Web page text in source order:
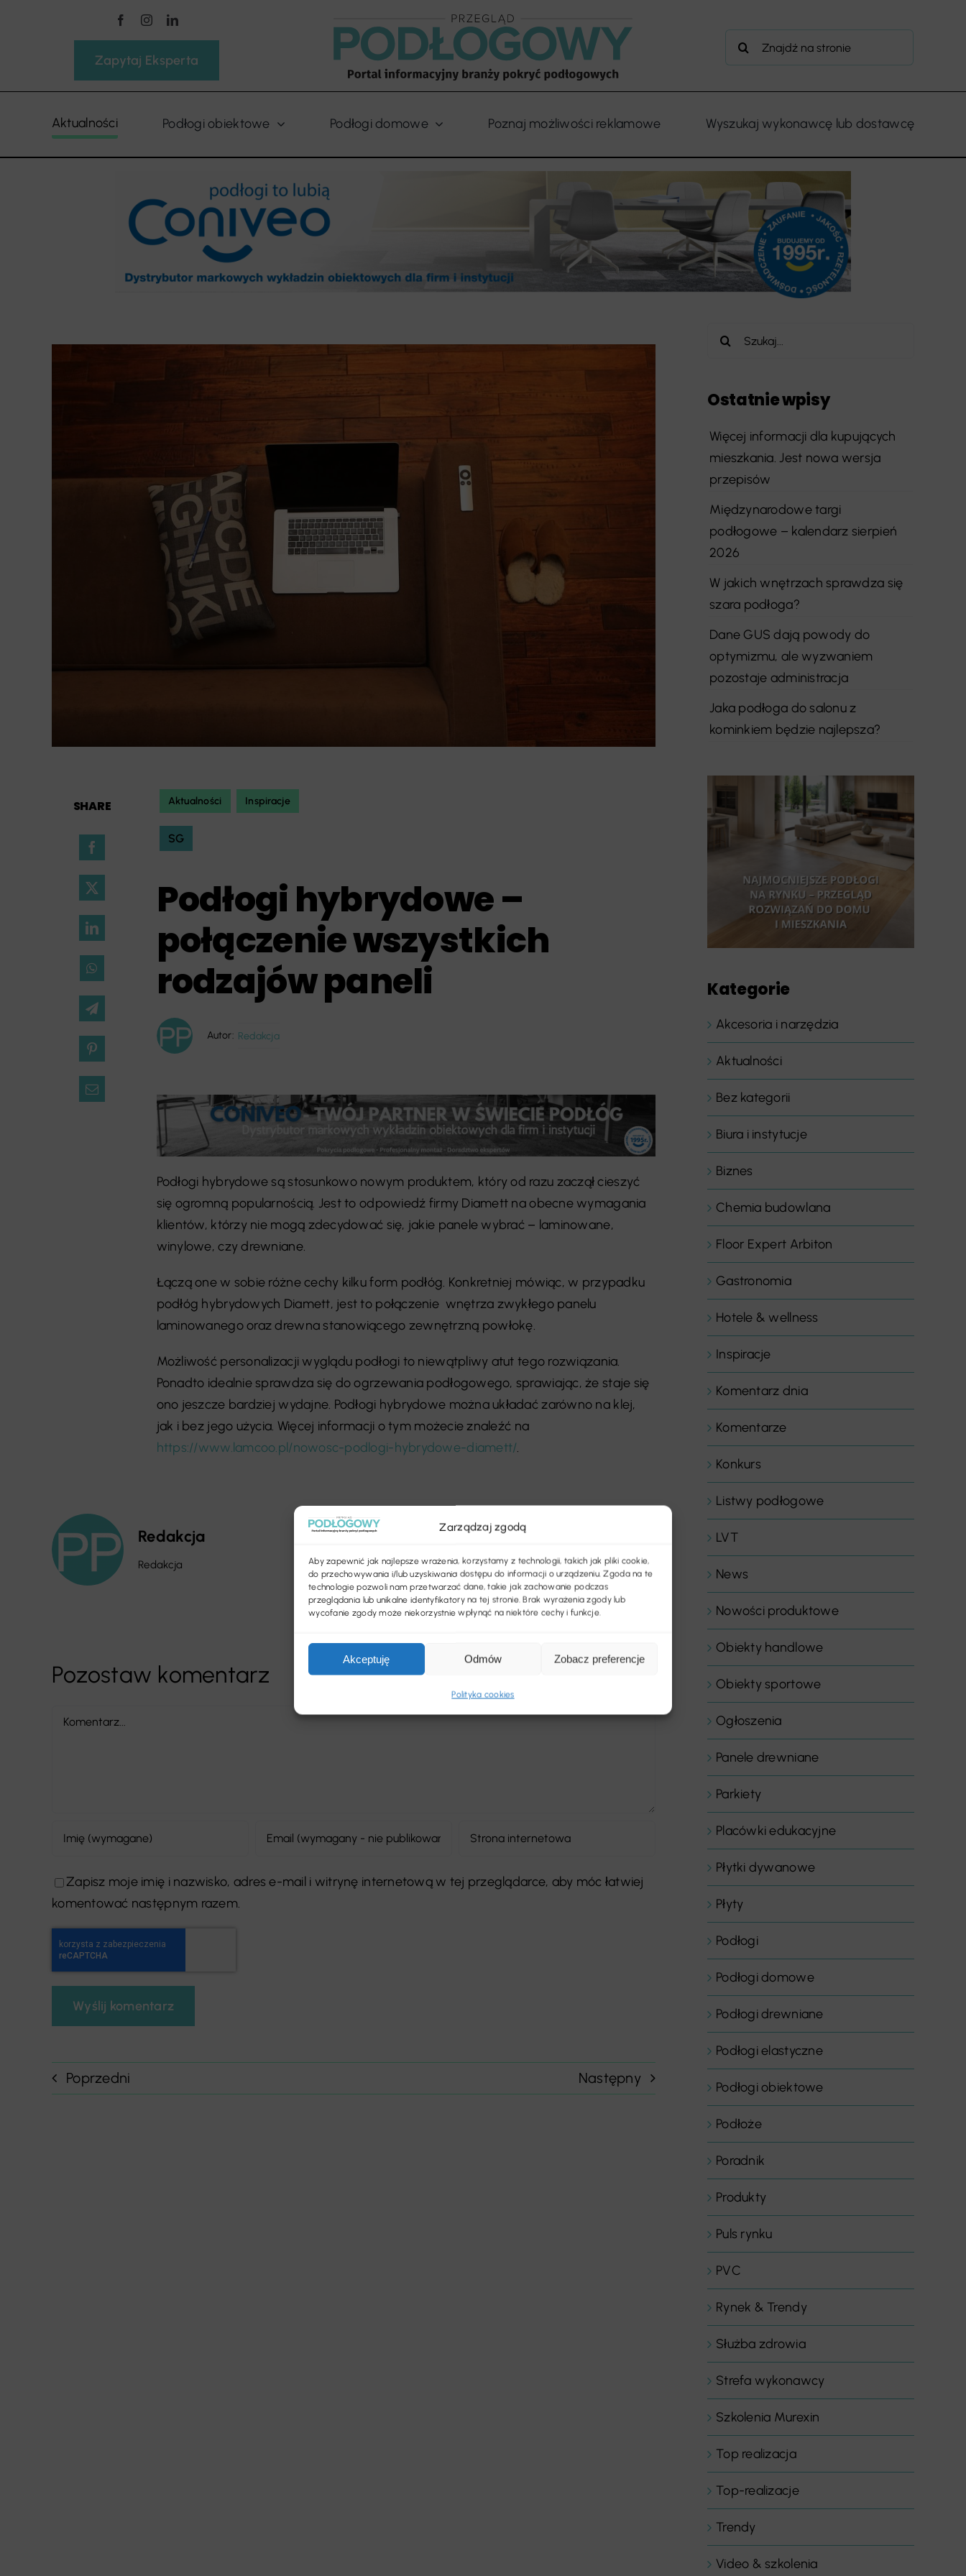
Zarządzaj zgodą
Aby zapewnić jak najlepsze wrażenia, korzystamy z technologii, takich jak pliki cookie,
do przechowywania i/lub uzyskiwania dostępu do informacji o urządzeniu. Zgoda na te
technologie pozwoli nam przetwarzać dane, takie jak zachowanie podczas
przeglądania lub unikalne identyfikatory na tej stronie. Brak wyrażenia zgody lub
wycofanie zgody może niekorzystnie wpłynąć na niektóre cechy i funkcje.
Akceptuję Odmów Zobacz preferencje
Polityka cookies
Zapytaj Eksperta
Szukaj
Aktualności Podłogi obiektowe Podłogi domowe Poznaj możliwości reklamowe Wyszukaj wykonawcę lub dostawcę
SHARE Aktualności Inspiracje
SG
Podłogi hybrydowe –
połączenie wszystkich
rodzajów paneli
Autor: Redakcja
Podłogi hybrydowe są stosunkowo nowym produktem, który od razu zaczął cieszyć
się ogromną popularnością. Jest to odpowiedź firmy Diamett na obecne wymagania
klientów, którzy nie mogą zdecydować się, jakie panele wybrać – laminowane,
winylowe, czy drewniane.
Łączą one w sobie różne cechy kilku form podłóg. Konkretniej mówiąc, w przypadku
podłóg hybrydowych Diamett, jest to połączenie wnętrza zwykłego panelu
laminowanego oraz drewna stanowiącego zewnętrzną powłokę.
Możliwość personalizacji wyglądu podłogi to niewątpliwy atut tego rozwiązania.
Ponadto idealnie sprawdza się do ogrzewania podłogowego, sprawiając, że staje się
ono jeszcze bardziej wydajne. Podłogi hybrydowe można układać zarówno na klej,
jak i bez jego użycia. Więcej informacji o tym możecie znaleźć na
https://www.lamcoo.pl/nowosc-podlogi-hybrydowe-diamett/.
Redakcja
Redakcja
Pozostaw komentarz
Comment
Zapisz moje imię i nazwisko, adres e-mail i witrynę internetową w tej przeglądarce, aby móc łatwiej
komentować następnym razem.
Poprzedni Następny
Szukaj
Ostatnie wpisy
Więcej informacji dla kupujących
mieszkania. Jest nowa wersja
przepisów
Międzynarodowe targi
podłogowe – kalendarz sierpień
2026
W jakich wnętrzach sprawdza się
szara podłoga?
Dane GUS dają powody do
optymizmu, ale wyzwaniem
pozostaje administracja
Jaka podłoga do salonu z
kominkiem będzie najlepsza?
Kategorie
Akcesoria i narzędzia
Aktualności
Bez kategorii
Biura i instytucje
Biznes
Chemia budowlana
Floor Expert Arbiton
Gastronomia
Hotele & wellness
Inspiracje
Komentarz dnia
Komentarze
Konkurs
Listwy podłogowe
LVT
News
Nowości produktowe
Obiekty handlowe
Obiekty sportowe
Ogłoszenia
Panele drewniane
Parkiety
Placówki edukacyjne
Płytki dywanowe
Płyty
Podłogi
Podłogi domowe
Podłogi drewniane
Podłogi elastyczne
Podłogi obiektowe
Podłoże
Poradnik
Produkty
Puls rynku
PVC
Rynek & Trendy
Służba zdrowia
Strefa wykonawcy
Szkolenia Murexin
Top realizacja
Top-realizacje
Trendy
Video & szkolenia